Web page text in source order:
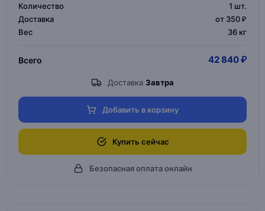
Количество 1 шт.
Доставка
от 350 ₽
Вес
36 кг
Всего 42 840 ₽
Доставка Завтра
Добавить в корзину
Купить сейчас
Безопасная оплата онлайн